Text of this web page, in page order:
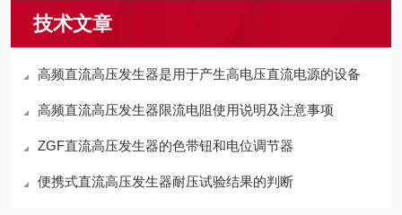
技术文章
高频直流高压发生器是用于产生高电压直流电源的设备
高频直流高压发生器限流电阻使用说明及注意事项
ZGF直流高压发生器的色带钮和电位调节器
便携式直流高压发生器耐压试验结果的判断